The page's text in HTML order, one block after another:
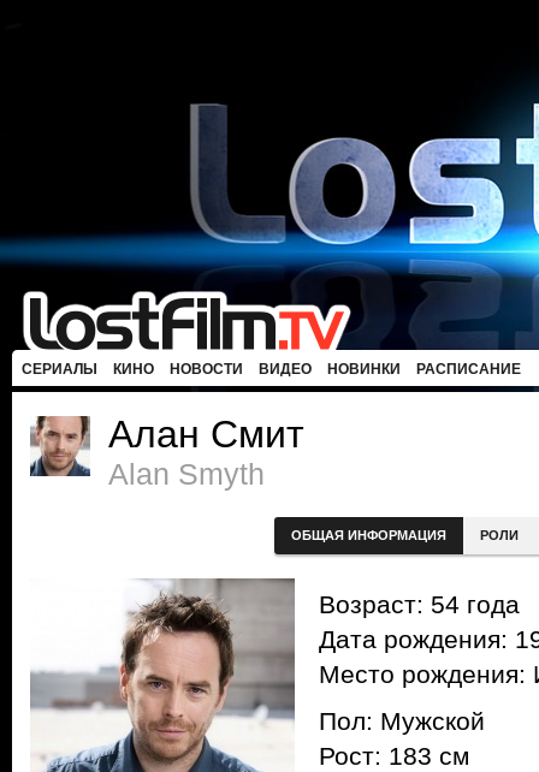
СЕРИАЛЫ КИНО НОВОСТИ ВИДЕО НОВИНКИ РАСПИСАНИЕ
Алан Смит
Alan Smyth
ОБЩАЯ ИНФОРМАЦИЯ РОЛИ
Возраст: 54 года
Дата рождения:
Место рождения:
Пол: Мужской
Рост: 183 см